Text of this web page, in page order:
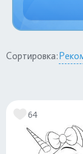
Сортировка:
64